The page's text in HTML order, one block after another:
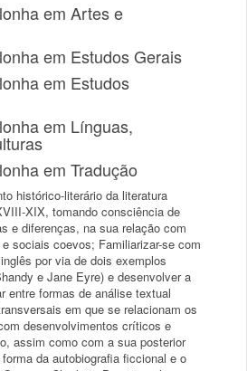
em Artes e
em Estudos Gerais
em Estudos
em Línguas,
em Tradução
histórico-literário da literatura
XIX, tomando consciência de
e diferenças, na sua relação com
sociais coevos; Familiarizar-se com
por via de dois exemplos
e Jane Eyre) e desenvolver a
entre formas de análise textual
em que se relacionam os
desenvolvimentos críticos e
assim como com a sua posterior
da autobiografia ficcional e o